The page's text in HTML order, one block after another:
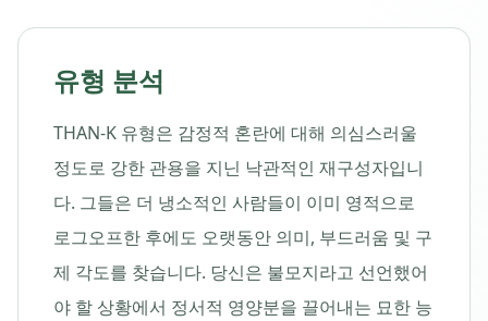
유형 분석
THAN-K 유형은 감정적 혼란에 대해 의심스러울
정도로 강한 관용을 지닌 낙관적인 재구성자입니
다. 그들은 더 냉소적인 사람들이 이미 영적으로
로그오프한 후에도 오랫동안 의미, 부드러움 및 구
제 각도를 찾습니다. 당신은 불모지라고 선언했어
야 할 상황에서 정서적 영양분을 끌어내는 묘한 능